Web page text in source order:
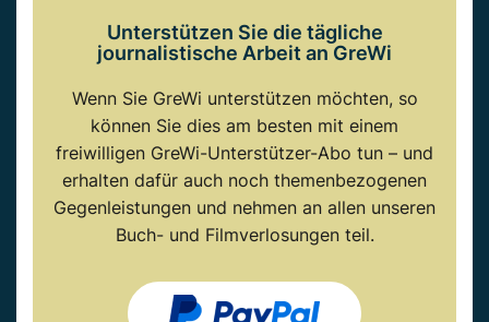
Unterstützen Sie die tägliche
journalistische Arbeit an GreWi
Wenn Sie GreWi unterstützen möchten, so
können Sie dies am besten mit einem
freiwilligen GreWi-Unterstützer-Abo tun – und
erhalten dafür auch noch themenbezogenen
Gegenleistungen und nehmen an allen unseren
Buch- und Filmverlosungen teil.